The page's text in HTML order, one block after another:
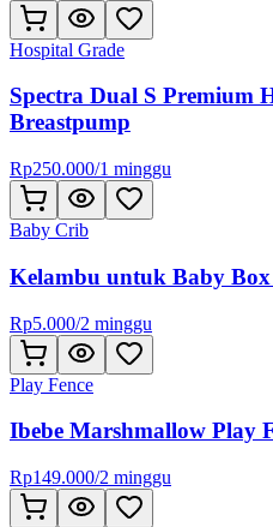
Hospital Grade
Spectra Dual S Premium
Breastpump
Rp250.000/1 minggu
Baby Crib
Kelambu untuk Baby
Rp5.000/2 minggu
Play Fence
Ibebe Marshmallow Play
Rp149.000/2 minggu